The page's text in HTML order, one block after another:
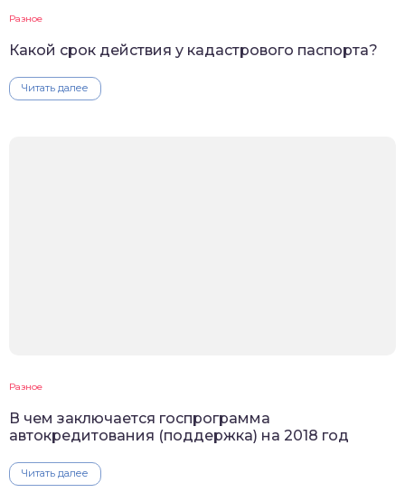
Разное
Какой срок действия у кадастрового паспорта?
Читать далее
Разное
В чем заключается госпрограмма
автокредитования (поддержка) на 2018 год
Читать далее